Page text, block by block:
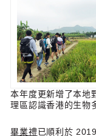
本年度更新增了本地
理區認識香港的生物
畢業禮已順利於